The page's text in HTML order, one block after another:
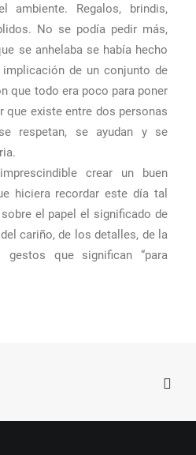
ambiente. Regalos, brindis,
No se podía pedir más,
se anhelaba se había hecho
de un conjunto de
que todo era poco para poner
que existe entre dos personas
respetan, se ayudan y se
crear un buen
hiciera recordar este día tal
el papel el significado de
cariño, de los detalles, de la
que significan “para